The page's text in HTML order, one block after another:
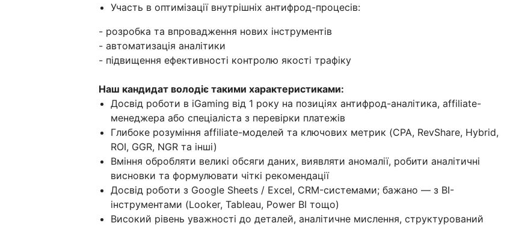
Участь в оптимізації внутрішніх антифрод-процесів:
- розробка та впровадження нових інструментів
- автоматизація аналітики
- підвищення ефективності контролю якості трафіку
Наш кандидат володіє такими характеристиками:
Досвід роботи в iGaming від 1 року на позиціях антифрод-аналітика, affiliate-
менеджера або спеціаліста з перевірки платежів
Глибоке розуміння affiliate-моделей та ключових метрик (CPA, RevShare, Hybrid,
ROI, GGR, NGR та інші)
Вміння обробляти великі обсяги даних, виявляти аномалії, робити аналітичні
висновки та формулювати чіткі рекомендації
Досвід роботи з Google Sheets / Excel, CRM-системами; бажано — з BI-
інструментами (Looker, Tableau, Power BI тощо)
Високий рівень уважності до деталей, аналітичне мислення, структурований